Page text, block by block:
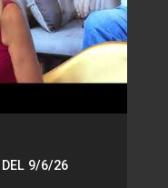
DEL 9/6/26